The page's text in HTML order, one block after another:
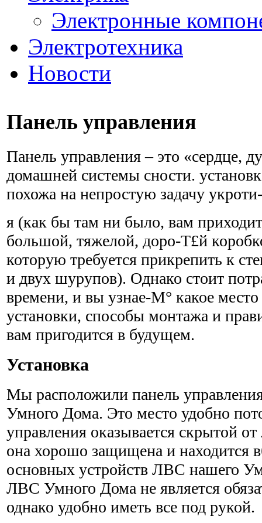
Электронные
Электротехника
Новости
Панель управления
Панель управления – это «сердце,
домашней системы сности.
похожа на непростую задачу укроти-
я (как бы там ни было, вам
большой, тяжелой, доро-Т£й
которую требуется прикрепить к
и двух шурупов). Однако стоит
времени, и вы узнае-М° какое
установки, способы монтажа и
вам пригодится в будущем.
Установка
Мы расположили панель
Умного Дома. Это место удобно
управления оказывается скрытой
она хорошо защищена и находится
основных устройств ЛВС нашего
ЛВС Умного Дома не является
однако удобно иметь все под рукой.